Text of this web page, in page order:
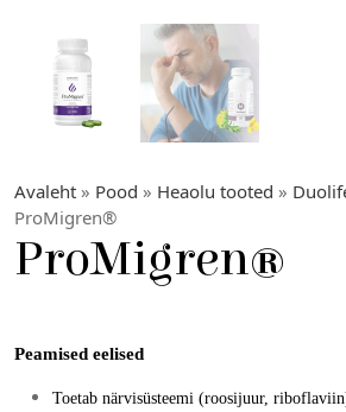
Avaleht » Pood » Heaolu tooted »
ProMigren®
ProMigren®
Peamised eelised
Toetab närvisüsteemi (roosijuur,